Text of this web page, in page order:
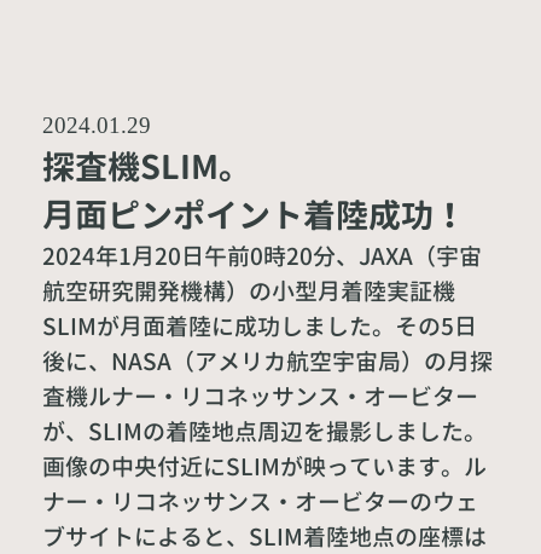
2024.01.29
探査機SLIM。
月面ピンポイント着陸成功！
2024年1月20日午前0時20分、JAXA（宇宙
航空研究開発機構）の小型月着陸実証機
SLIMが月面着陸に成功しました。その5日
後に、NASA（アメリカ航空宇宙局）の月探
査機ルナー・リコネッサンス・オービター
が、SLIMの着陸地点周辺を撮影しました。
画像の中央付近にSLIMが映っています。ル
ナー・リコネッサンス・オービターのウェ
ブサイトによると、SLIM着陸地点の座標は